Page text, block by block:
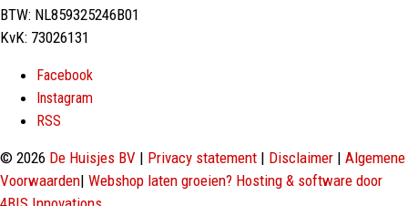
BTW: NL859325246B01
KvK: 73026131
Facebook
Instagram
RSS
© 2026 De Huisjes BV | Privacy statement | Disclaimer | Algemene
Voorwaarden| Webshop laten groeien? Hosting & software door